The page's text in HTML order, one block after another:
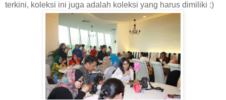
terkini, koleksi ini juga adalah koleksi yang harus dimiliki :)